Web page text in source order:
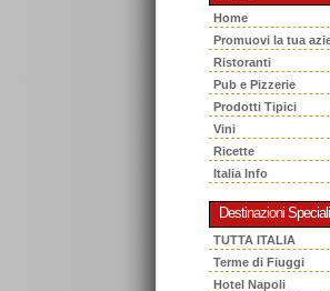
Home
Promuovi la tua
Ristoranti
Pub e Pizzerie
Prodotti Tipici
Vini
Ricette
Italia Info
Destinazioni Speciali
TUTTA ITALIA
Terme di Fiuggi
Hotel Napoli